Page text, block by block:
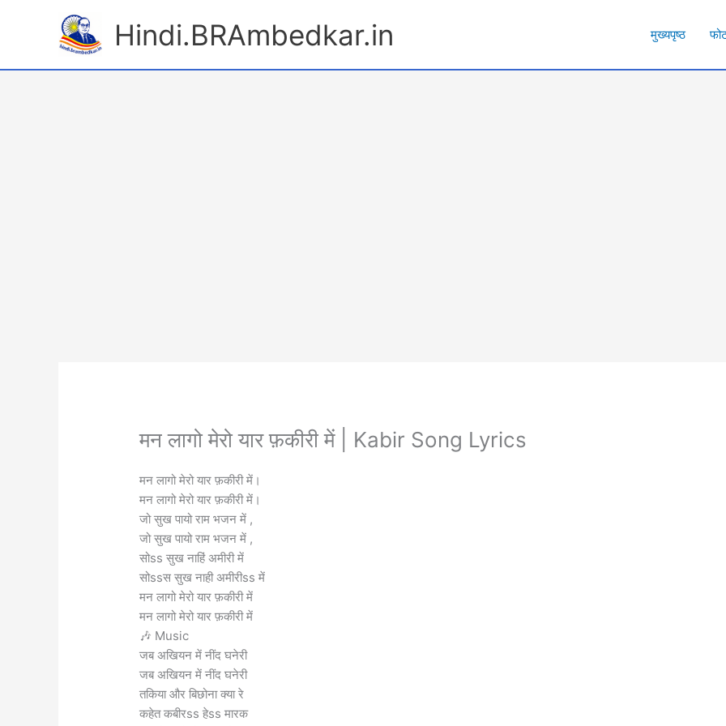
Hindi.BRAmbedkar.in मुख्यपृष्ठ
मन लागो मेरो यार फ़कीरी में | Kabir Song Lyrics
मन लागो मेरो यार फ़कीरी में।
मन लागो मेरो यार फ़कीरी में।
जो सुख पायो राम भजन में ,
जो सुख पायो राम भजन में ,
सोss सुख नाहिं अमीरी में
सोssस सुख नाही अमीरीss में
मन लागो मेरो यार फ़कीरी में
मन लागो मेरो यार फ़कीरी में
🎶 Music
जब अखियन में नींद घनेरी
जब अखियन में नींद घनेरी
तकिया और बिछोना क्या रे
कहेत कबीरss हेss मारक